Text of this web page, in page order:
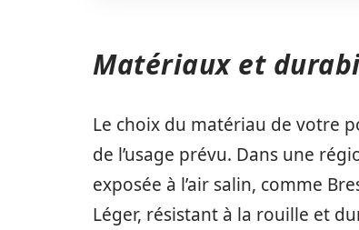
Matériaux et
Le choix du matériau de votre
de l’usage prévu. Dans une
exposée à l’air salin, comme
Léger, résistant à la rouille et